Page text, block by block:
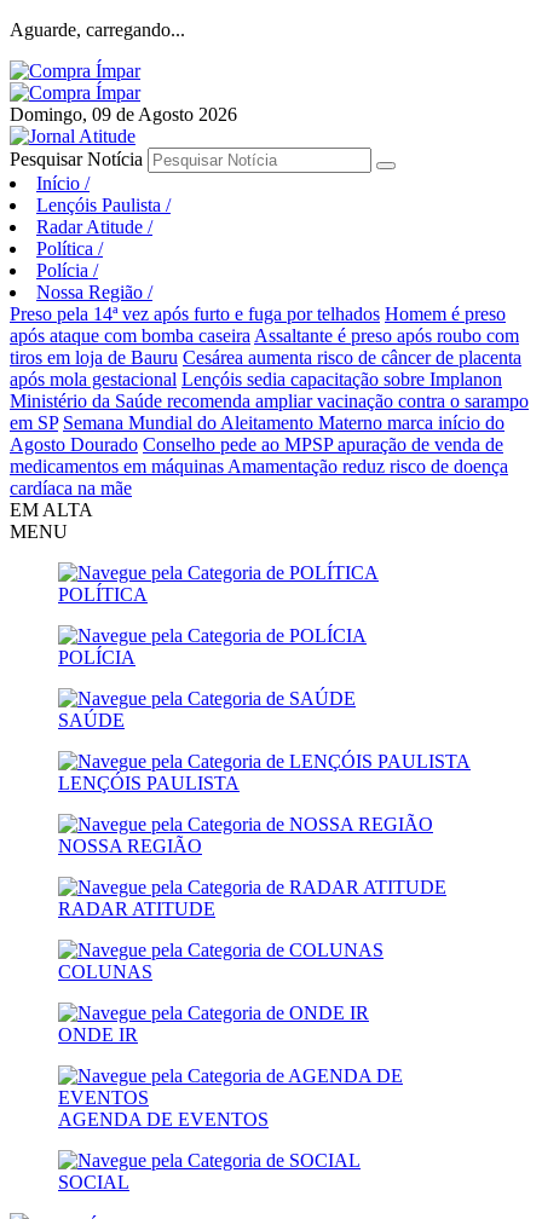
Aguarde, carregando...
Domingo, 09 de Agosto 2026
Pesquisar Notícia
Início /
Lençóis Paulista /
Radar Atitude /
Política /
Polícia /
Nossa Região /
Preso pela 14ª vez após furto e fuga por telhados Homem é preso
após ataque com bomba caseira Assaltante é preso após roubo com
tiros em loja de Bauru Cesárea aumenta risco de câncer de placenta
após mola gestacional Lençóis sedia capacitação sobre Implanon
Ministério da Saúde recomenda ampliar vacinação contra o sarampo
em SP Semana Mundial do Aleitamento Materno marca início do
Agosto Dourado Conselho pede ao MPSP apuração de venda de
medicamentos em máquinas Amamentação reduz risco de doença
cardíaca na mãe
EM ALTA
MENU
POLÍTICA
POLÍCIA
SAÚDE
LENÇÓIS PAULISTA
NOSSA REGIÃO
RADAR ATITUDE
COLUNAS
ONDE IR
AGENDA DE EVENTOS
SOCIAL